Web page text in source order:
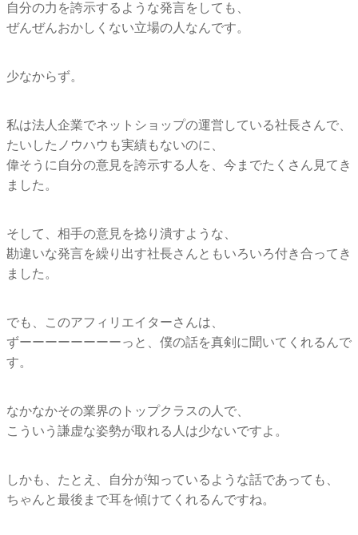
自分の力を誇示するような発言をしても、
ぜんぜんおかしくない立場の人なんです。
少なからず。
私は法人企業でネットショップの運営している社長さんで、
たいしたノウハウも実績もないのに、
偉そうに自分の意見を誇示する人を、今までたくさん見てき
ました。
そして、相手の意見を捻り潰すような、
勘違いな発言を繰り出す社長さんともいろいろ付き合ってき
ました。
でも、このアフィリエイターさんは、
ずーーーーーーーーっと、僕の話を真剣に聞いてくれるんで
す。
なかなかその業界のトップクラスの人で、
こういう謙虚な姿勢が取れる人は少ないですよ。
しかも、たとえ、自分が知っているような話であっても、
ちゃんと最後まで耳を傾けてくれるんですね。